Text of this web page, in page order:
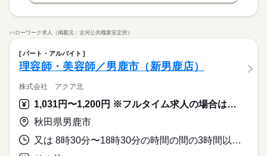
ど、希望を教えてください！ ※ご応募のタイミングによって
は、ご希望のお仕事が定員に達している場合があります。 その
休日・休暇
土日休み案件多数！
ハローワーク求人（掲載元：古河公共職業安定所）
パート・アルバイト
理容師・美容師／男鹿市（新男鹿店）
株式会社 アクア北
1,031円〜1,200円 ※フルタイム求人の場合は月額（換算額）、パート求人の場合は時間額を表示しています。
秋田県男鹿市
又は 8時30分〜18時30分の時間の間の3時間以上 就業時間に関する特記事項 １日３～６時間勤務